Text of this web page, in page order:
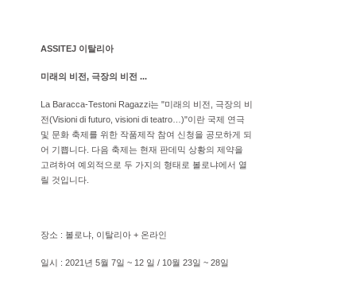
ASSITEJ 이탈리아
미래의 비전, 극장의 비전 ...
La Baracca-Testoni Ragazzi는 "미래의 비전, 극장의 비
전(Visioni di futuro, visioni di teatro…)"이란 국제 연극
및 문화 축제를 위한 작품제작 참여 신청을 공모하게 되
어 기쁩니다. 다음 축제는 현재 판데믹 상황의 제약을
고려하여 예외적으로 두 가지의 형태로 볼로냐에서 열
릴 것입니다.
장소 : 볼로냐, 이탈리아 + 온라인
일시 : 2021년 5월 7일 ~ 12 일 / 10월 23일 ~ 28일